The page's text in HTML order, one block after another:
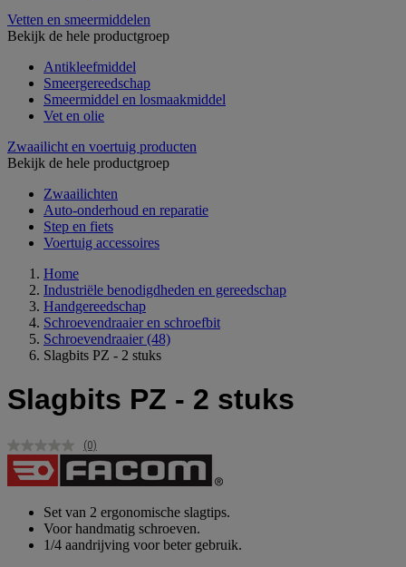
Vetten en smeermiddelen
Bekijk de hele productgroep
Antikleefmiddel
Smeergereedschap
Smeermiddel en losmaakmiddel
Vet en olie
Zwaailicht en voertuig producten
Bekijk de hele productgroep
Zwaailichten
Auto-onderhoud en reparatie
Step en fiets
Voertuig accessoires
Home
Industriële benodigdheden en gereedschap
Handgereedschap
Schroevendraaier en schroefbit
Schroevendraaier (48)
Slagbits PZ - 2 stuks
Slagbits PZ - 2 stuks
Geen
scorewaarde.
Dezelfde
(0)
Set van 2 ergonomische slagtips.
Voor handmatig schroeven.
1/4 aandrijving voor beter gebruik.